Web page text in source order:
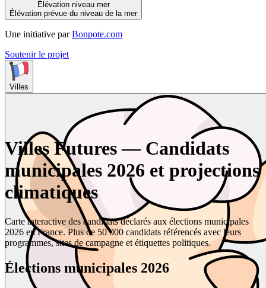
Élévation niveau mer
Élévation prévue du niveau de la mer
Une initiative par Bonpote.com
Soutenir le projet
Villes
Villes Futures — Candidats
municipales 2026 et projections
climatiques
Carte interactive des candidats déclarés aux élections municipales
2026 en France. Plus de 50 000 candidats référencés avec leurs
programmes, sites de campagne et étiquettes politiques.
Élections municipales 2026